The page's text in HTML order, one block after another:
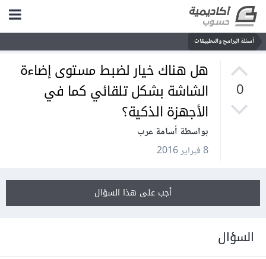
أسئلة البرامج والتطبيقات
0
هل هناك خيار لضبط مستوى إضاءة
الشاشة بشكل تلقائي كما في
الأجهزة الذكية؟
بواسطة أسامة عرب
8 فبراير 2016
أجب على هذا السؤال
السؤال